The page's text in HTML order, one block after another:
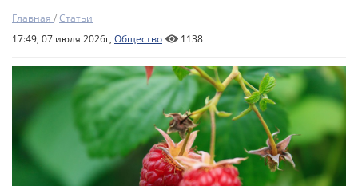
Главная /Статьи
17:49, 07 июля 2026г, Общество 1138